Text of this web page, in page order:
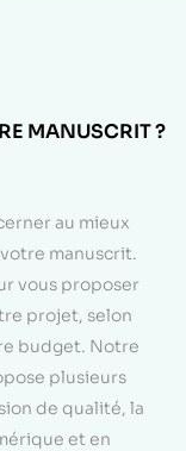
MANUSCRIT ?
au mieux
manuscrit.
vous proposer
projet, selon
budget. Notre
plusieurs
de qualité, la
et en